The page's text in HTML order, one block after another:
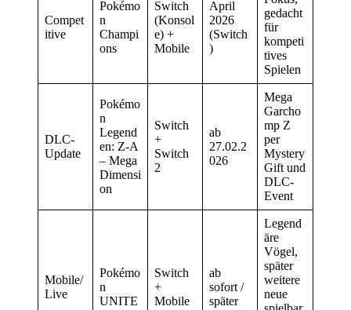
Compet
itive
Pokémo
n
Champi
ons
Switch
(Konsol
e) +
Mobile
April
2026
(Switch
)
gedacht
für
kompeti
tives
Spielen
DLC-
Update
Pokémo
n
Legend
en: Z-A
– Mega
Dimensi
on
Switch
+
Switch
2
ab
27.02.2
026
Mega
Garcho
mp Z
per
Mystery
Gift und
DLC-
Event
Mobile/
Live
Pokémo
n
UNITE
Switch
+
Mobile
ab
sofort /
später
Legend
äre
Vögel,
später
weitere
neue